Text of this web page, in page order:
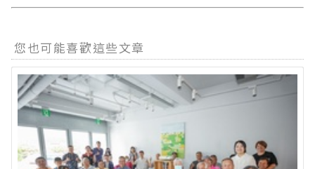
您也可能喜歡這些文章